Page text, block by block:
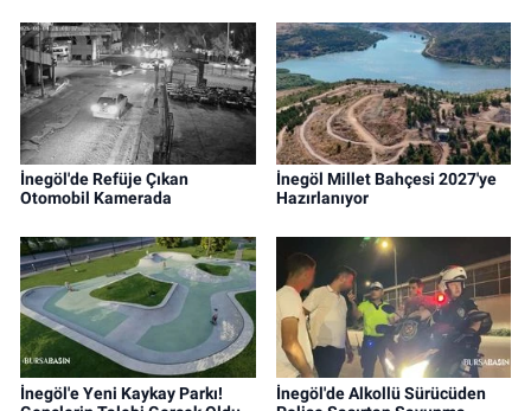
İnegöl'de Refüje Çıkan
Otomobil Kamerada
İnegöl Millet Bahçesi 2027'ye
Hazırlanıyor
İnegöl'e Yeni Kaykay Parkı!
İnegöl'de Alkollü Sürücüden